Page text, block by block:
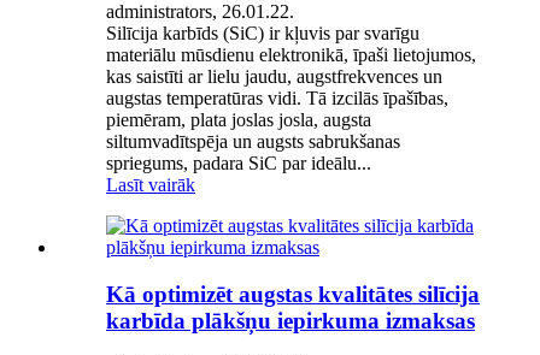
administrators, 26.01.22.
Silīcija karbīds (SiC) ir kļuvis par svarīgu
materiālu mūsdienu elektronikā, īpaši lietojumos,
kas saistīti ar lielu jaudu, augstfrekvences un
augstas temperatūras vidi. Tā izcilās īpašības,
piemēram, plata joslas josla, augsta
siltumvadītspēja un augsts sabrukšanas
spriegums, padara SiC par ideālu...
Lasīt vairāk
Kā optimizēt augstas kvalitātes silīcija
karbīda plākšņu iepirkuma izmaksas